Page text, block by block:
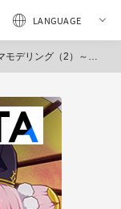
（BlenderでCGをはじめよう！ゼロから学ぶ3DCG教室）